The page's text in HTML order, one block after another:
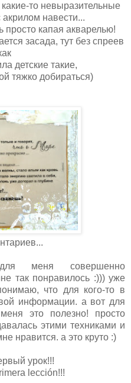
то невыразительные
навести...
просто капая акварелью!
засада, тут без спреев
детские такие,
тяжко добираться)
меня совершенно
так понравилось :))) уже
что для кого-то в
информации. а вот для
это полезно! просто
этими техниками и
нравится. а это круто :)
урок!!!
lección!!!